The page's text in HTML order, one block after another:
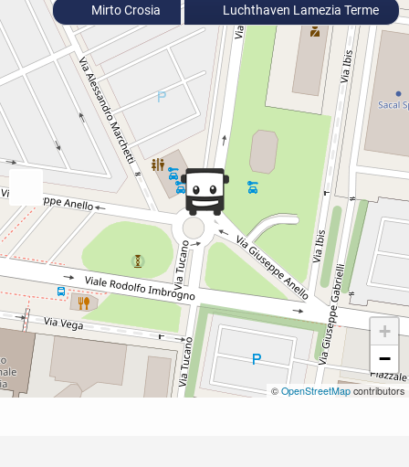
+
−
© OpenStreetMap contributors
Mirto Crosia Luchthaven Lamezia Terme